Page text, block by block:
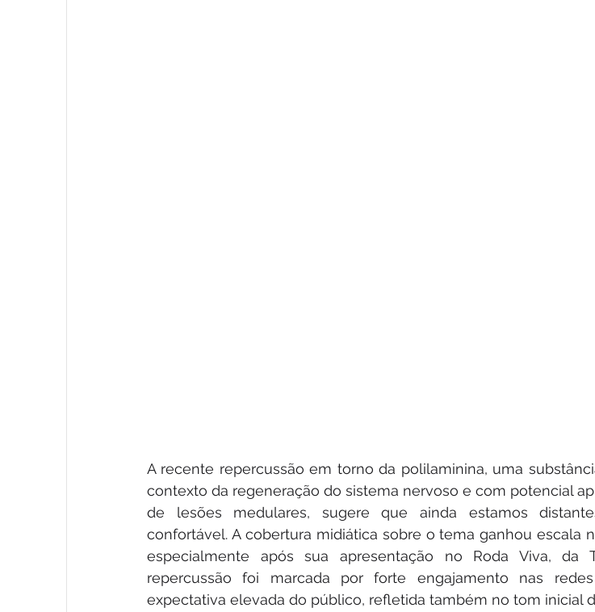
A recente repercussão em torno da polilaminina, uma
contexto da regeneração do sistema nervoso e com potencial
de lesões medulares, sugere que ainda estamos
confortável. A cobertura midiática sobre o tema ganhou escala
especialmente após sua apresentação no Roda Viva, da
repercussão foi marcada por forte engajamento nas
expectativa elevada do público, refletida também no tom inicial